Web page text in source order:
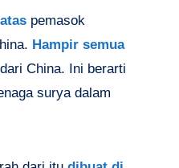
pemasok
Hampir semua
China. Ini berarti
surya dalam